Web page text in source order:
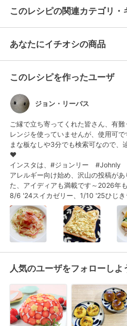
このレシピの関連カテゴリ・
あなたにイチオシの商品
このレシピを作ったユーザ
ジョン・リーバス
ご縁で立ち寄ってくれた皆さん、有難
レンジを使っていませんが、使用可で
まな板なしや3分でも検索可なので、
❤
インスタは、#ジョンリー　#Johnly
アレルギー向け始め、沢山の投稿が
た、アイディアも満載です～2026年
8/6 '24スイカゼリー、1/10 '25ひじき
人気のユーザをフォローしよ